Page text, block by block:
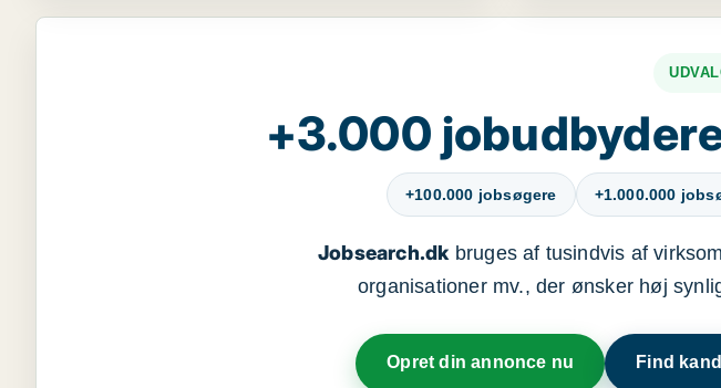
+3.000
+100.000 jobsøgere +1.000.000
Jobsearch.dkbruges af tusindvis af
organisationer mv., der ønsker høj
Opret din annonce nu Find